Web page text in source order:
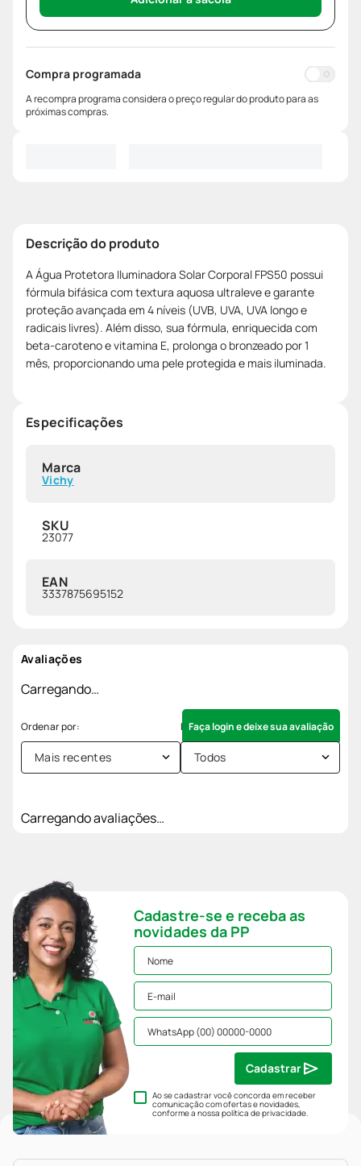
Compra programada
A recompra programa considera o preço regular do produto para as
próximas compras.
Descrição do produto
A Água Protetora Iluminadora Solar Corporal FPS50 possui
fórmula bifásica com textura aquosa ultraleve e garante
proteção avançada em 4 níveis (UVB, UVA, UVA longo e
radicais livres). Além disso, sua fórmula, enriquecida com
beta-caroteno e vitamina E, prolonga o bronzeado por 1
mês, proporcionando uma pele protegida e mais iluminada.
Especificações
Marca
Vichy
SKU
23077
EAN
3337875695152
Avaliações
Carregando…
Faça login e deixe sua avaliação
Mais recentes Todos
Carregando avaliações…
Cadastre-se e receba as
novidades da PP
Ao se cadastrar você concorda em receber
comunicação com ofertas e novidades,
conforme a nossapolítica de privacidade.
Cadastrar